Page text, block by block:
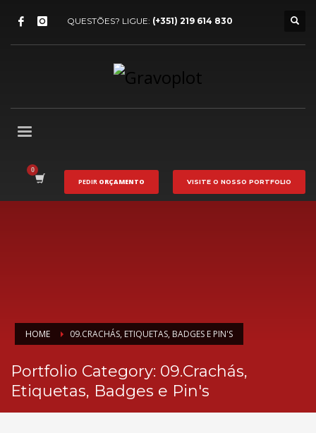
QUESTÕES? LIGUE: (+351) 219 614 830
PEDIR ORÇAMENTO VISITE O NOSSO PORTFOLIO
HOME 09.CRACHÁS, ETIQUETAS, BADGES E PIN'S
Portfolio Category: 09.Crachás,
Etiquetas, Badges e Pin's